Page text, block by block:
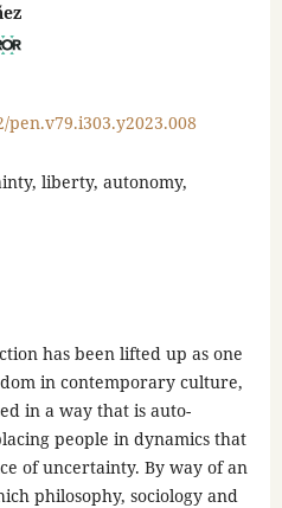
liberty, autonomy,
has been lifted up as one
in contemporary culture,
in a way that is auto-
people in dynamics that
of uncertainty. By way of an
philosophy, sociology and